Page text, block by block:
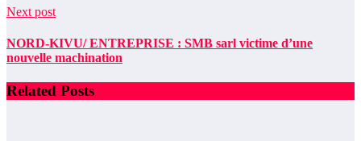
Next post
NORD-KIVU/ ENTREPRISE : SMB sarl victime d’une
nouvelle machination
Related Posts